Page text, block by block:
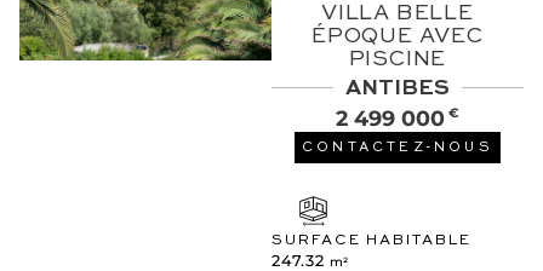
VILLA BELLE
ÉPOQUE AVEC
PISCINE
ANTIBES
2 499 000 €
CONTACTEZ-NOUS
SURFACE HABITABLE
247.32 m²